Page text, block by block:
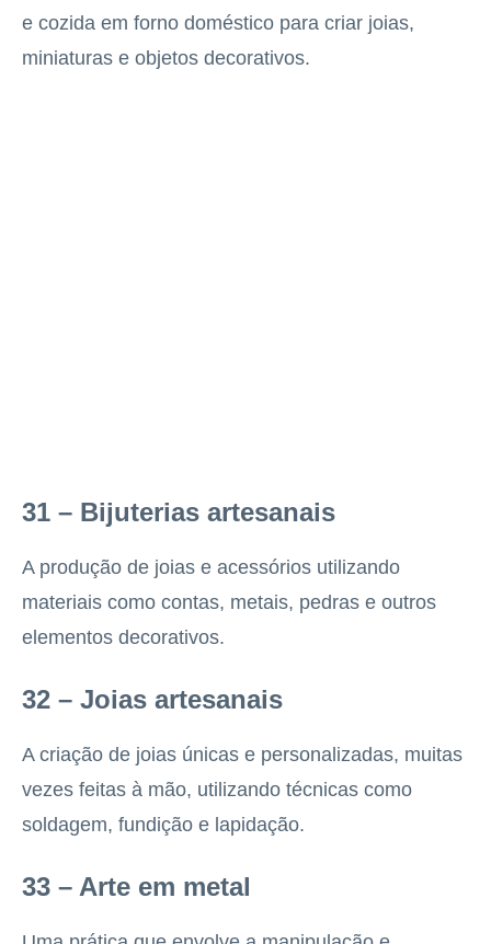
e cozida em forno doméstico para criar joias,
miniaturas e objetos decorativos.
31 – Bijuterias artesanais
A produção de joias e acessórios utilizando
materiais como contas, metais, pedras e outros
elementos decorativos.
32 – Joias artesanais
A criação de joias únicas e personalizadas, muitas
vezes feitas à mão, utilizando técnicas como
soldagem, fundição e lapidação.
33 – Arte em metal